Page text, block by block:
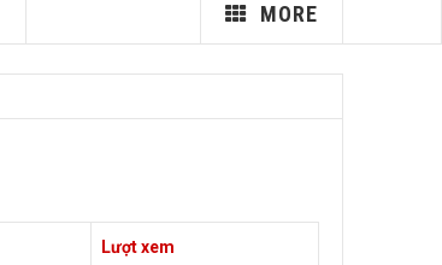
MORE
Lượt xem